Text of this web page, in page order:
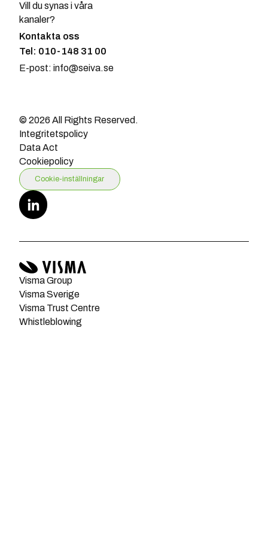
Vill du synas i våra
kanaler?
Kontakta oss
Tel: 010-148 31 00
E-post: info@seiva.se
© 2026 All Rights Reserved.
Integritetspolicy
Data Act
Cookiepolicy
Cookie-inställningar
Visma Group
Visma Sverige
Visma Trust Centre
Whistleblowing